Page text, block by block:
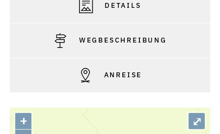
DETAILS
WEGBESCHREIBUNG
ANREISE
+
⤢